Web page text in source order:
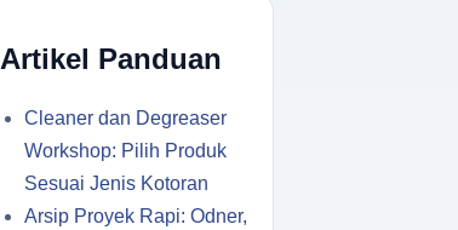
Artikel Panduan
Cleaner dan Degreaser
Workshop: Pilih Produk
Sesuai Jenis Kotoran
Arsip Proyek Rapi: Odner,